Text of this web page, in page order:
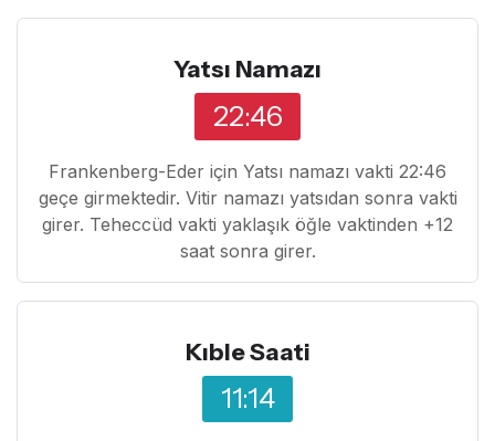
Yatsı Namazı
22:46
Frankenberg-Eder için Yatsı namazı vakti 22:46
geçe girmektedir. Vitir namazı yatsıdan sonra vakti
girer. Teheccüd vakti yaklaşık öğle vaktinden +12
saat sonra girer.
Kıble Saati
11:14